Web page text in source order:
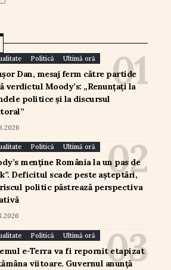
Politică Ultimă oră
Dan, mesaj ferm către partide
verdictul Moody’s: „Renunțați la
politice și la discursul
Politică Ultimă oră
menține România la un pas de
Deficitul scade peste așteptări,
politic păstrează perspectiva
Politică Ultimă oră
e-Terra va fi repornit etapizat
viitoare. Guvernul anunță